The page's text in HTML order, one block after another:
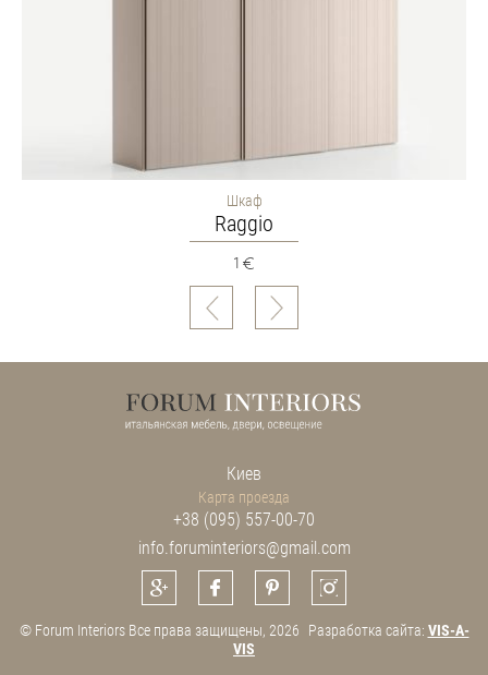
Шкаф
Raggio
1
Киев
Карта проезда
+38 (095) 557-00-70
info.foruminteriors@gmail.com
© Forum Interiors Все права защищены, 2026 Разработка сайта: VIS-A-
VIS